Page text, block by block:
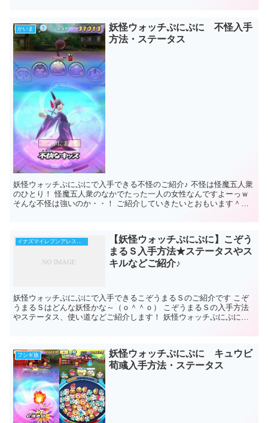
かいま
妖怪ウォッチぷにぷに 不怪入手
方法・ステータス
妖怪ウォッチぷにぷにで入手できる不怪のご紹介♪ 不怪は怪魔五人衆
のひとり！ 怪魔五人衆のなかでたった一人の女性なんですよーっｗ
そんな不怪は強いのか・・！ ご紹介していきたいとおもいます＾＾
【妖怪ウォッチぷにぷに】こぞう
まるＳ入手方法★ステータスやス
キルなどご紹介♪
妖怪ウォッチぷにぷにで入手できるこぞうまるＳのご紹介です こぞ
うまるＳはどんな妖怪かな～（ｏ＾＾ｏ） こぞうまるＳの入手方法
やステータス、使い道などご紹介します！ 妖怪ウォッチぷにぷに
フシギ族
妖怪ウォッチぷにぷに キュウビ
荀彧入手方法・ステータス